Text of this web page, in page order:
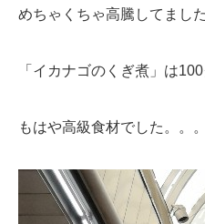
めちゃくちゃ高騰してました
「イカナゴのくぎ煮」は
もはや高級食材でした。。。